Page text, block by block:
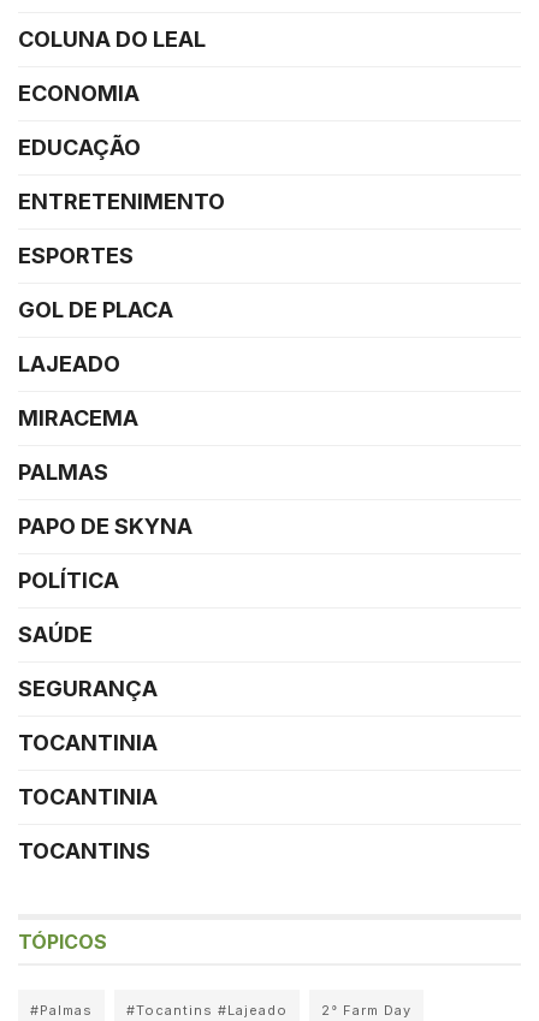
COLUNA DO LEAL
ECONOMIA
EDUCAÇÃO
ENTRETENIMENTO
ESPORTES
GOL DE PLACA
LAJEADO
MIRACEMA
PALMAS
PAPO DE SKYNA
POLÍTICA
SAÚDE
SEGURANÇA
TOCANTINIA
TOCANTINIA
TOCANTINS
TÓPICOS
#Palmas #Tocantins #Lajeado 2° Farm Day